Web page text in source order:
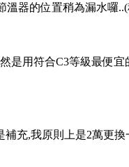
溫器的位置稍為漏水囉
是用符合C3等級最便宜
補充,我原則上是2萬更換